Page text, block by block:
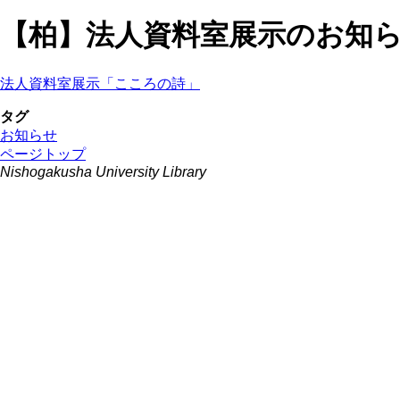
【柏】法人資料室展示のお知
法人資料室展示「こころの詩」
タグ
お知らせ
ページトップ
Nishogakusha University Library